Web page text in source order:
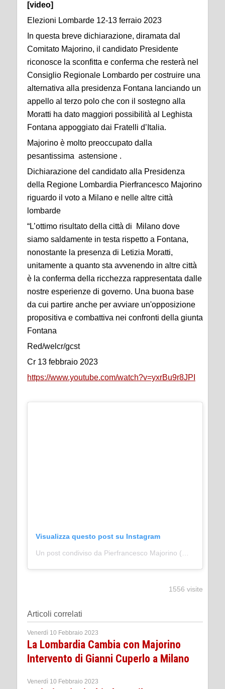
[video]
Elezioni Lombarde 12-13 ferraio 2023
In questa breve dichiarazione, diramata dal
Comitato Majorino, il candidato Presidente
riconosce la sconfitta e conferma che resterà nel
Consiglio Regionale Lombardo per costruire una
alternativa alla presidenza Fontana lanciando un
appello al terzo polo che con il sostegno alla
Moratti ha dato maggiori possibilità al Leghista
Fontana appoggiato dai Fratelli d’Italia.
Majorino è molto preoccupato dalla
pesantissima astensione .
Dichiarazione del candidato alla Presidenza
della Regione Lombardia Pierfrancesco Majorino
riguardo il voto a Milano e nelle altre città
lombarde
“L’ottimo risultato della città di Milano dove
siamo saldamente in testa rispetto a Fontana,
nonostante la presenza di Letizia Moratti,
unitamente a quanto sta avvenendo in altre città
è la conferma della ricchezza rappresentata dalle
nostre esperienze di governo. Una buona base
da cui partire anche per avviare un'opposizione
propositiva e combattiva nei confronti della giunta
Fontana
Red/welcr/gcst
Cr 13 febbraio 2023
https://www.youtube.com/watch?v=yxrBu9r8JPI
Visualizza questo post su Instagram
1556 visite
Articoli correlati
Venerdì 10 Febbraio 2023
La Lombardia Cambia con Majorino
Intervento di Gianni Cuperlo a Milano
Venerdì 10 Febbraio 2023